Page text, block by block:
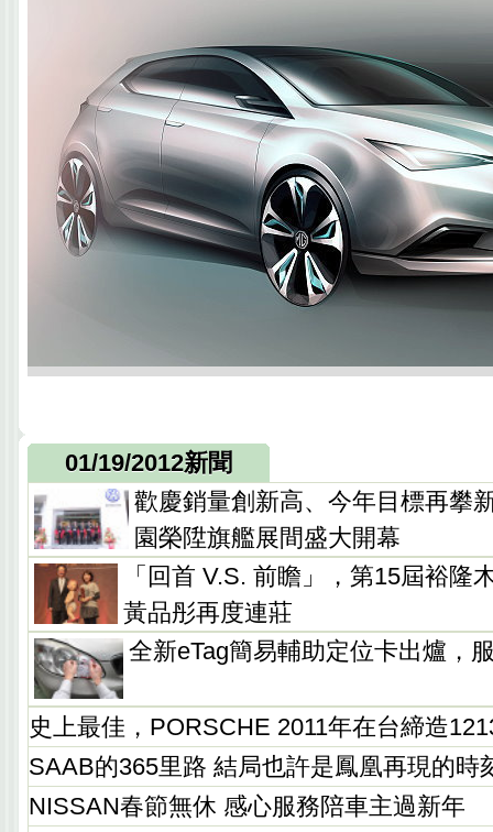
01/19/2012新聞
歡慶銷量創新高、今年目標再攀
園榮陞旗艦展間盛大開幕
「回首 V.S. 前瞻」，第15屆裕隆
黃品彤再度連莊
全新eTag簡易輔助定位卡出爐，
史上最佳，PORSCHE 2011年在台締造
SAAB的365里路 結局也許是鳳凰再現的時
NISSAN春節無休 感心服務陪車主過新年